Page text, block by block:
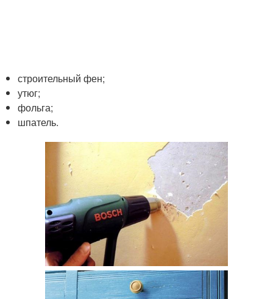
строительный фен;
утюг;
фольга;
шпатель.